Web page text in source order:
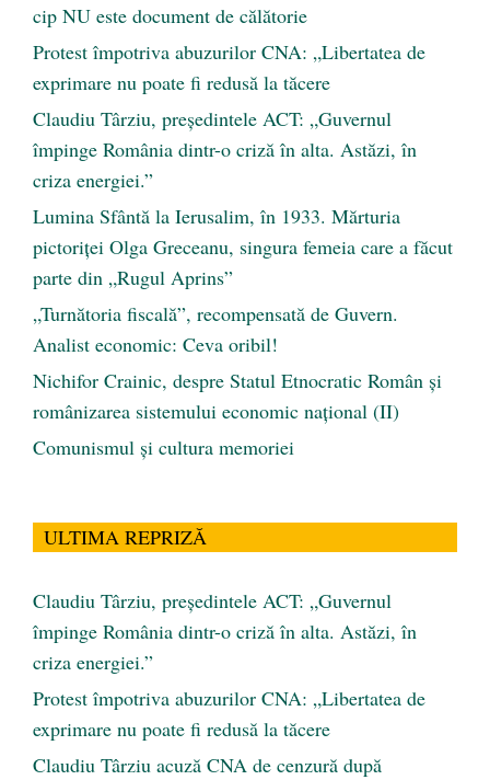
cip NU este document de călătorie
Protest împotriva abuzurilor CNA: „Libertatea de
exprimare nu poate fi redusă la tăcere
Claudiu Târziu, președintele ACT: „Guvernul
împinge România dintr-o criză în alta. Astăzi, în
criza energiei.”
Lumina Sfântă la Ierusalim, în 1933. Mărturia
pictoriței Olga Greceanu, singura femeia care a făcut
parte din „Rugul Aprins”
„Turnătoria fiscală”, recompensată de Guvern.
Analist economic: Ceva oribil!
Nichifor Crainic, despre Statul Etnocratic Român şi
românizarea sistemului economic naţional (II)
Comunismul şi cultura memoriei
ULTIMA REPRIZĂ
Claudiu Târziu, președintele ACT: „Guvernul
împinge România dintr-o criză în alta. Astăzi, în
criza energiei.”
Protest împotriva abuzurilor CNA: „Libertatea de
exprimare nu poate fi redusă la tăcere
Claudiu Târziu acuză CNA de cenzură după